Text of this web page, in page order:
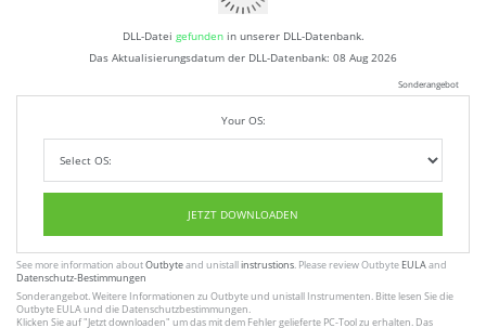
DLL-Datei gefunden in unserer DLL-Datenbank.
Das Aktualisierungsdatum der DLL-Datenbank: 08 Aug 2026
Sonderangebot
Your OS:
JETZT DOWNLOADEN
See more information aboutOutbyteand unistallinstrustions. Please review Outbyte EULAand
Datenschutz-Bestimmungen
Sonderangebot. Weitere Informationen zu Outbyteund unistall Instrumenten. Bitte lesen Sie die
Outbyte EULAund die Datenschutzbestimmungen.
Klicken Sie auf"Jetzt downloaden" um das mit dem Fehler gelieferte PC-Tool zu erhalten. Das